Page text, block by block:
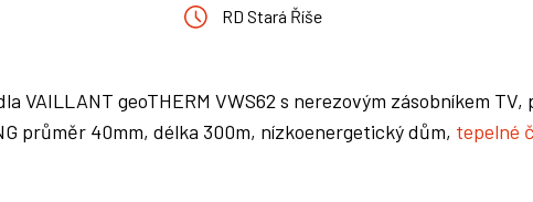
RD Stará Říše
VAILLANT geoTHERM VWS62 s nerezovým zásobníkem TV,
průměr 40mm, délka 300m, nízkoenergetický dům, tepelné